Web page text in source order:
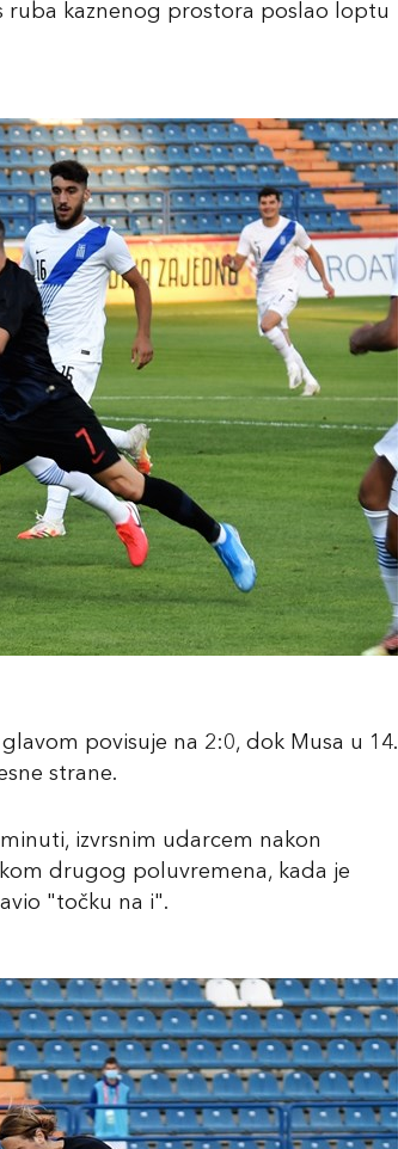
ruba kaznenog prostora poslao loptu
povisuje na 2:0, dok Musa u 14.
strane.
izvrsnim udarcem nakon
drugog poluvremena, kada je
"točku na i".